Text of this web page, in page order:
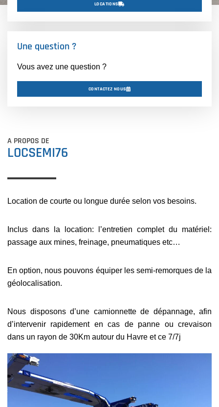
LOCATIONS
Une question ?
Vous avez une question ?
CONTACTEZ NOUS
A PROPOS DE
LOCSEMI76
Location de courte ou longue durée selon vos besoins.
Inclus dans la location: l’entretien complet du matériel:
passage aux mines, freinage, pneumatiques etc…
En option, nous pouvons équiper les semi-remorques de la
géolocalisation.
Nous disposons d’une camionnette de dépannage, afin
d’intervenir rapidement en cas de panne ou crevaison
dans un rayon de 30Km autour du Havre et ce 7/7j